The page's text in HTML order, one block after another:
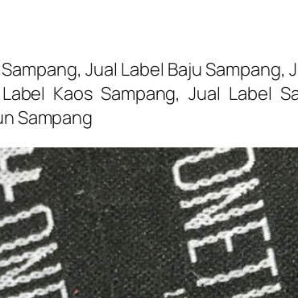
Jual Label Baju Sampang,
Kaos Sampang, Jual Label
Sampang